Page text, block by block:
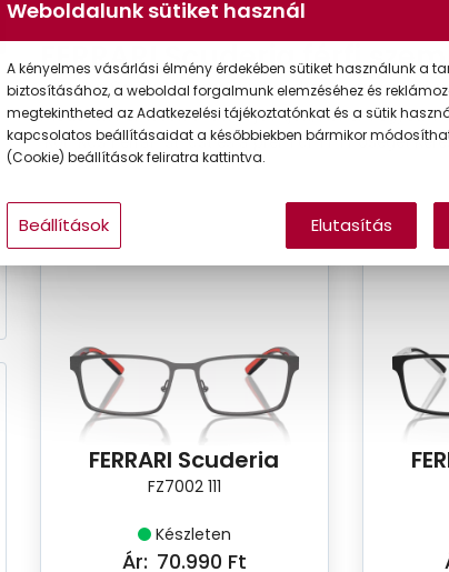
FERRARI Scuderia férfi
A Ferrari Scuderia szemüvegkollekció a
modellek nemcsak a látást javítják, hanem egyedi
ikonikus Ferrari stílust és a prémium minőséget
FERRARI Scuderia
FZ7002 111
Készleten
Ár: 70.990 Ft
Weboldalunk sütiket használ
A kényelmes vásárlási élmény érdekében sütiket használunk a
biztosításához, a weboldal forgalmunk elemzéséhez és
megtekintheted az Adatkezelési tájékoztatónkat és a sütik
kapcsolatos beállításaidat a későbbiekben bármikor
(Cookie) beállítások feliratra kattintva.
Beállítások Elutasítás